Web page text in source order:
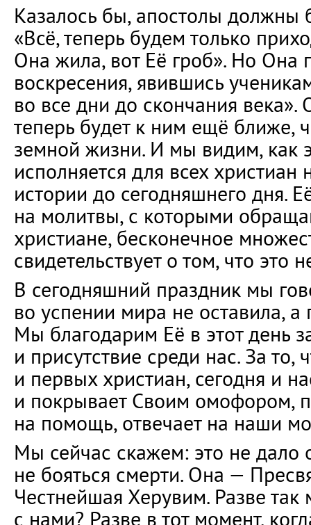
Казалось бы, апостолы должны
«Всё, теперь будем только
Она жила, вот Её гроб». Но Она
воскресения, явившись
во все дни до скончания века».
теперь будет к ним ещё ближе,
земной жизни. И мы видим, как
исполняется для всех
истории до сегодняшнего дня.
на молитвы, с которыми
христиане, бесконечное
свидетельствует о том, что это
В сегодняшний праздник мы
во успении мира не оставила, а
Мы благодарим Её в этот день
и присутствие среди нас. За то,
и первых христиан, сегодня и
и покрывает Своим омофором,
на помощь, отвечает на наши
Мы сейчас скажем: это не дало
не бояться смерти. Она —
Честнейшая Херувим. Разве так
с нами? Разве в тот момент,